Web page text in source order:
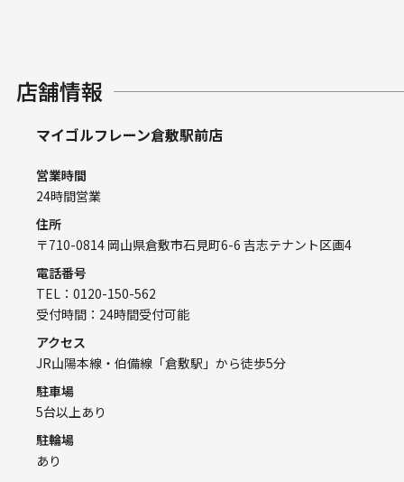
店舗情報
マイゴルフレーン倉敷駅前店
営業時間
24時間営業
住所
〒710-0814 岡山県倉敷市石見町6-6 吉志テナント区画4
電話番号
TEL：0120-150-562
受付時間：24時間受付可能
アクセス
JR山陽本線・伯備線「倉敷駅」から徒歩5分
駐車場
5台以上あり
駐輪場
あり